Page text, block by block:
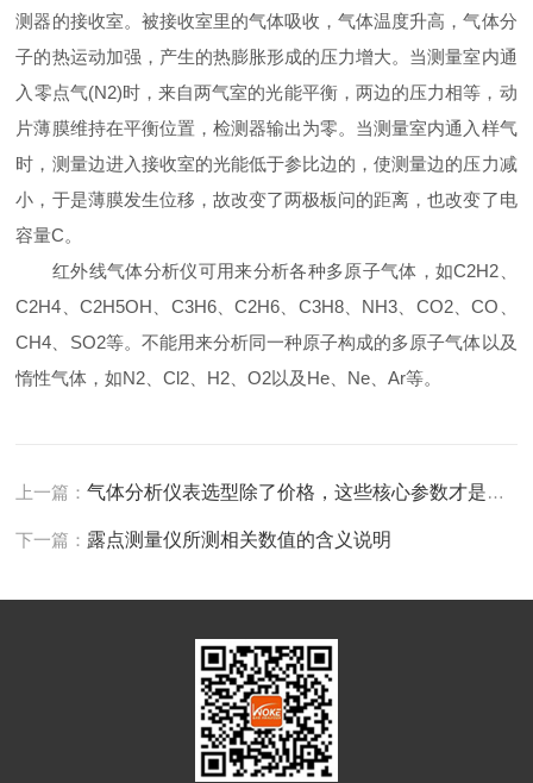
测器的接收室。被接收室里的气体吸收，气体温度升高，气体分
子的热运动加强，产生的热膨胀形成的压力增大。当测量室内通
入零点气(N2)时，来自两气室的光能平衡，两边的压力相等，动
片薄膜维持在平衡位置，检测器输出为零。当测量室内通入样气
时，测量边进入接收室的光能低于参比边的，使测量边的压力减
小，于是薄膜发生位移，故改变了两极板问的距离，也改变了电
容量C。
红外线气体分析仪可用来分析各种多原子气体，如C2H2、
C2H4、C2H5OH、C3H6、C2H6、C3H8、NH3、CO2、CO、
CH4、SO2等。不能用来分析同一种原子构成的多原子气体以及
惰性气体，如N2、Cl2、H2、O2以及He、Ne、Ar等。
上一篇：气体分析仪表选型除了价格，这些核心参数才是重中之重
下一篇： 露点测量仪所测相关数值的含义说明